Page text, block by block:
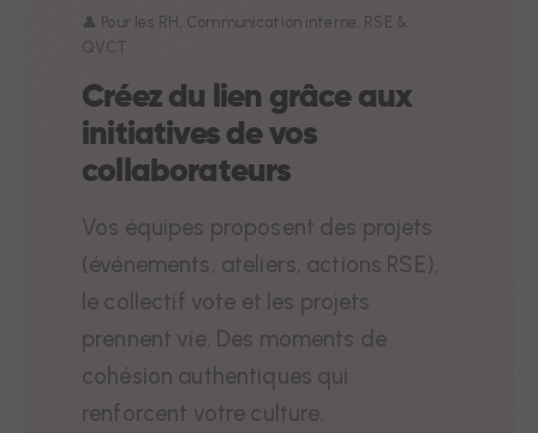
👤 Pour les RH, Communication interne, RSE &
QVCT
Créez du lien grâce aux
initiatives de vos
collaborateurs
Vos équipes proposent des projets
(événements, ateliers, actions RSE),
le collectif vote et les projets
prennent vie. Des moments de
cohésion authentiques qui
renforcent votre culture.